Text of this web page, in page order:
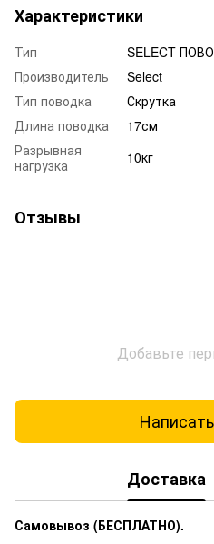
Характеристики
Тип
SELECT
Производитель
Select
Тип поводка
Скрутка
Длина поводка
17см
Разрывная
нагрузка
10кг
Отзывы
Добавьте
Доставка
Самовывоз (БЕСПЛАТНО).